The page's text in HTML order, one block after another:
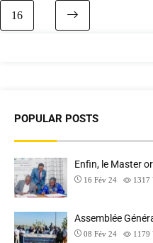
16
POPULAR POSTS
Enfin, le Master
16 Fév 24 1317
Assemblée
08 Fév 24 1179